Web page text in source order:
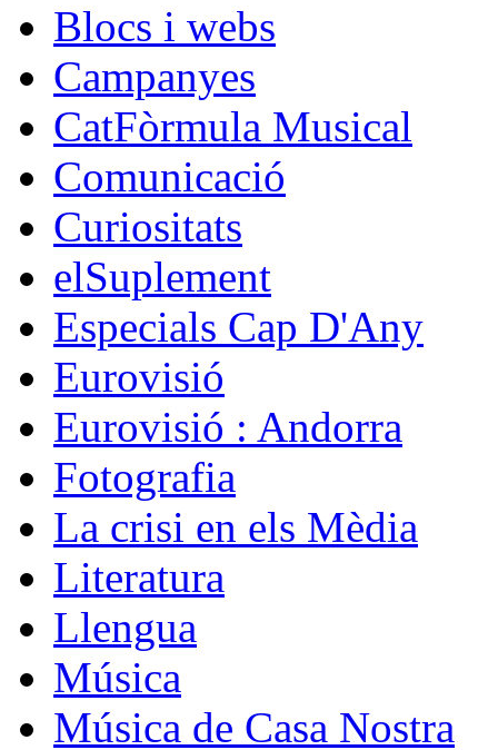
Blocs i webs
Campanyes
CatFòrmula Musical
Comunicació
Curiositats
elSuplement
Especials Cap D'Any
Eurovisió
Eurovisió : Andorra
Fotografia
La crisi en els Mèdia
Literatura
Llengua
Música
Música de Casa Nostra